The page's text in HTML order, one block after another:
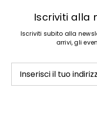
Iscriviti alla
Iscriviti subito alla
arrivi, gli
Inserisci il tuo